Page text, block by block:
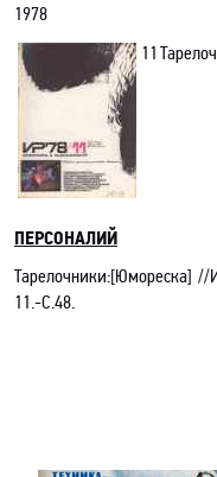
1978
11
ПЕРСОНАЛИЙ
Тарелочники:[Юмореска] //
11.-С.48.